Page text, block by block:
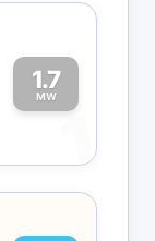
1.7
MW
1